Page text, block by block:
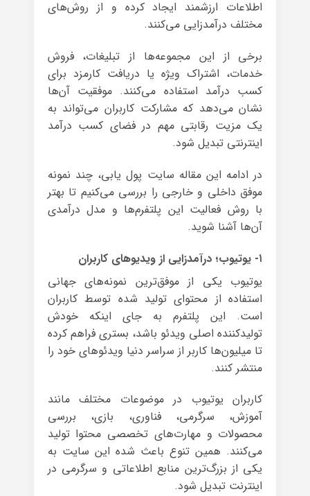
اطلاعات ارزشمند ایجاد کرده و از روش‌های
مختلف درآمدزایی می‌کنند.
برخی از این مجموعه‌ها از تبلیغات، فروش
خدمات، اشتراک ویژه یا دریافت کارمزد برای
کسب درآمد استفاده می‌کنند. موفقیت آن‌ها
نشان می‌دهد که مشارکت کاربران می‌تواند به
یک مزیت رقابتی مهم در فضای کسب درآمد
اینترنتی تبدیل شود.
در ادامه این مقاله سایت پول یابی، چند نمونه
موفق داخلی و خارجی را بررسی می‌کنیم تا بهتر
با روش فعالیت این پلتفرم‌ها و مدل درآمدی
آن‌ها آشنا شوید.
۱- یوتیوب؛ درآمدزایی از ویدیوهای کاربران
یوتیوب یکی از موفق‌ترین نمونه‌های جهانی
استفاده از محتوای تولید شده توسط کاربران
است. این پلتفرم به جای اینکه خودش
تولیدکننده اصلی ویدئو باشد، بستری فراهم کرده
تا میلیون‌ها کاربر از سراسر دنیا ویدئوهای خود را
منتشر کنند.
کاربران یوتیوب در موضوعات مختلف مانند
آموزش، سرگرمی، فناوری، بازی، بررسی
محصولات و مهارت‌های تخصصی محتوا تولید
می‌کنند. همین تنوع باعث شده این سایت به
یکی از بزرگ‌ترین منابع اطلاعاتی و سرگرمی در
اینترنت تبدیل شود.